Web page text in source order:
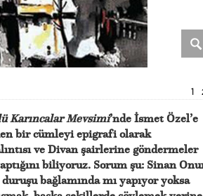
1
Karıncalar Mevsimi’nde İsmet Özel’e
bir cümleyi epigrafi olarak
ve Divan şairlerine göndermeler
biliyoruz. Sorum şu: Sinan
bağlamında mı yapıyor yoksa